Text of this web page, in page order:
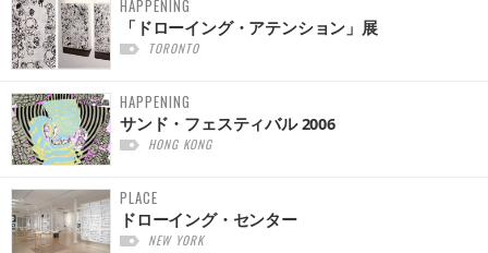
HAPPENING
「ドローイング・アテンション」展
TORONTO
HAPPENING
サンド・フェスティバル 2006
HONG KONG
PLACE
ドローイング・センター
NEW YORK